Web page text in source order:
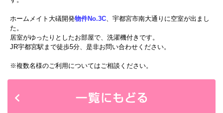
ホームメイト大礒開発物件No.3C 、宇都宮市南大通りに空室が出まし
た。
居室がゆったりとしたお部屋で、洗濯機付きです。
JR宇都宮駅まで徒歩5分、是非お問い合わせください。
※複数名様のご利用についてはご相談ください。